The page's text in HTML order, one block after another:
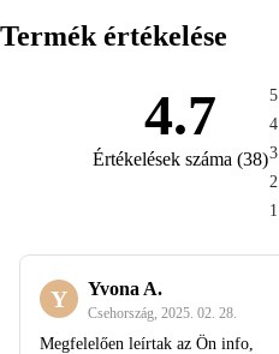
Termék értékelése
4.7
Értékelések száma (38)
5
4
3
2
1
Y Yvona A.
Csehország 2025. 02. 28.
Megfelelően leírtak az Ön info,